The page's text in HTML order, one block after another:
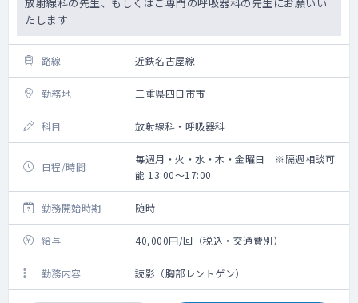
たします
路線 近鉄名古屋線
勤務地 三重県四日市市
科目 放射線科・呼吸器科
日程/時間
毎週月・火・水・木・金曜日 ※隔週相談可
能 13:00～17:00
勤務開始時期 随時
給与 40,000円/回（税込・交通費別）
勤務内容 読影（胸部レントゲン）